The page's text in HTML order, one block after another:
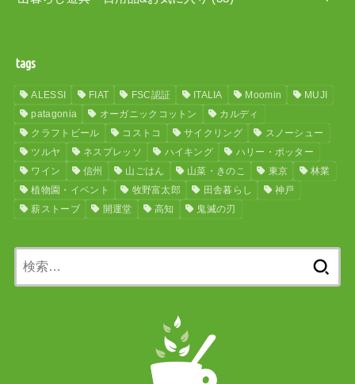
tags
ALESSI FIAT FSC認証 ITALIA Moomin
MUJI
patagonia
オーガニックコットン
カルディ
クラフトビール
コストコ サイクリング
スノーシュー
ツルヤ
ネスプレッソ ハイキング
ハリー・ポッター
ワイン
信州 山ごはん 山菜・きのこ 東京
林業
植物園・イベント
牧野富太郎 田舎暮らし
神戸
薪ストーブ
開運堂 高知 鬼滅の刃